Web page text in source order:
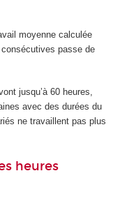
moyenne calculée
passe de
jusqu’à 60 heures,
avec des durées du
ne travaillent pas plus
heures